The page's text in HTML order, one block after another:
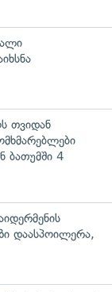
თვიდან
ბათუმში 4
დაასპოილერა,